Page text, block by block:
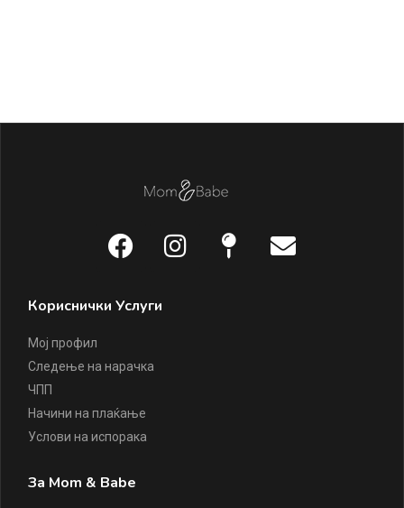
Кориснички Услуги
Мој профил
Следење на нарачка
ЧПП
Начини на плаќање
Услови на испорака
За Mom & Babe